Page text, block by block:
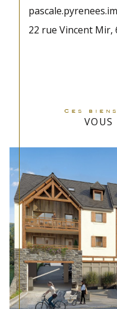
22 rue Vincent Mir,
Ces
VOUS